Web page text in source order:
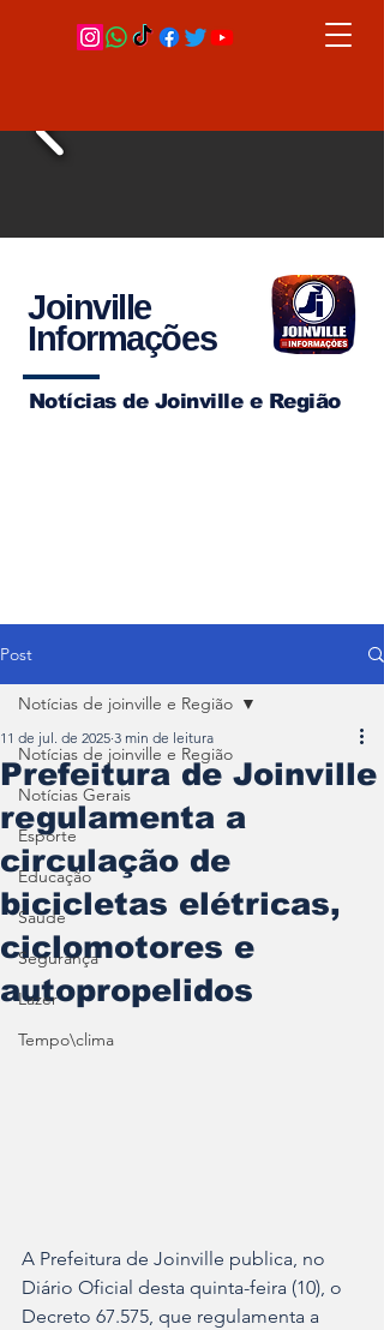
Joinville
Informações
Notícias de Joinville e Região
Post
Notícias de joinville e Região
Notícias Gerais
Esporte
Educação
Saúde
Segurança
Lazer
Tempo\clima
Notícias de joinville e Região
Prefeitura de Joinville
regulamenta a
circulação de
bicicletas elétricas,
ciclomotores e
autopropelidos
11 de jul. de 2025 3 min de leitura
A Prefeitura de Joinville publica, no
Diário Oficial desta quinta-feira (10), o
Decreto 67.575, que regulamenta a